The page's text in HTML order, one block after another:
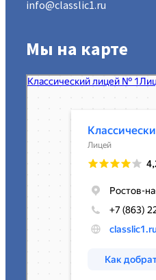
info@classlic1.ru
Мы на карте
МАОУ Классический лицей № 1
Лицей в Ростове‑на‑Дону